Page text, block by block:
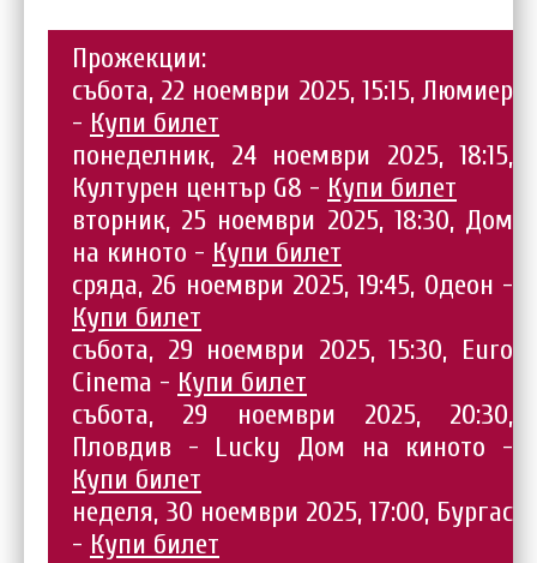
Прожекции:
събота, 22 ноември 2025, 15:15, Люмиер
- Купи билет
понеделник, 24 ноември 2025, 18:15,
Културен център G8 - Купи билет
вторник, 25 ноември 2025, 18:30, Дом
на киното - Купи билет
сряда, 26 ноември 2025, 19:45, Одеон -
Купи билет
събота, 29 ноември 2025, 15:30, Euro
Cinema - Купи билет
събота, 29 ноември 2025, 20:30,
Пловдив - Lucky Дом на киното -
Купи билет
неделя, 30 ноември 2025, 17:00, Бургас
- Купи билет